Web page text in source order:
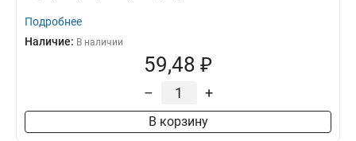
Подробнее
Наличие: В наличии
59,48 ₽
– +
В корзину